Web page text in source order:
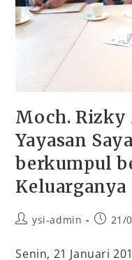
Moch. Rizky
Yayasan
berkumpul
Keluarganya
ysi-admin 21/
Senin, 21 Januari